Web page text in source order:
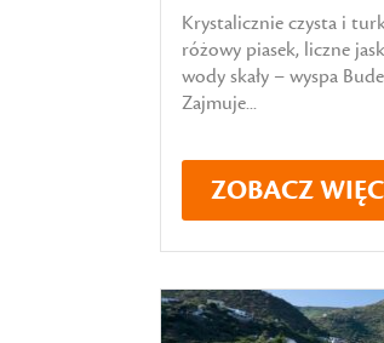
Krystalicznie czysta i
różowy piasek, liczne
wody skały – wyspa
Zajmuje...
ZOBACZ